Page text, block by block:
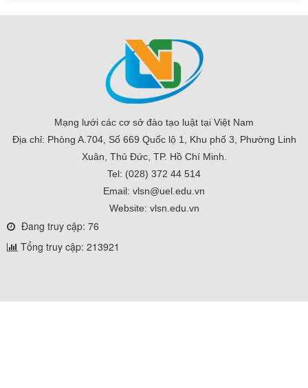
Mạng lưới các cơ sở đào tạo luật tại Việt Nam
Địa chỉ: Phòng A.704, Số 669 Quốc lộ 1, Khu phố 3, Phường Linh
Xuân, Thủ Đức, TP. Hồ Chí Minh.
Tel: (028) 372 44 514
Email: vlsn@uel.edu.vn
Website: vlsn.edu.vn
Đang truy cập: 76
Tổng truy cập: 213921